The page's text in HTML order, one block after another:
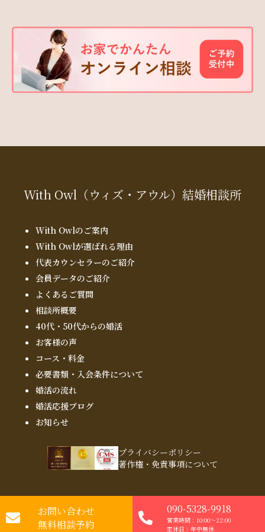
お問い合わせ
無料相談予約
090-5328-9918
営業時間：10:00～22:00
定休日：年中無休
With Owl （ウィズ・アウル） 結婚相談所
With Owlのご案内
With Owlが選ばれる理由
代表カウンセラーのご紹介
会員データのご紹介
よくあるご質問
相談所概要
40代・50代からの婚活
お客様の声
コース・料金
必要書類・入会条件について
婚活の流れ
婚活応援ブログ
お知らせ
プライバシーポリシー
著作権・免責事項について
©2026With Owl（ウィズ・アウル） 結婚相談所